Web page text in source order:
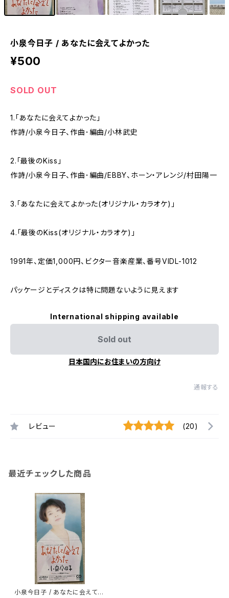
小泉今日子 / あなたに会えてよかった
¥500
SOLD OUT
1.「あなたに会えてよかった」
作詩/小泉今日子、作曲･編曲/小林武史
2.「最後のKiss」
作詩/小泉今日子、作曲･編曲/EBBY、ホーン・アレンジ/村田陽一
3.「あなたに会えてよかった(オリジナル・カラオケ)」
4.「最後のKiss(オリジナル・カラオケ)」
1991年、定価1,000円、ビクター音楽産業、番号VIDL-1012
パッケージとディスクは特に問題ないように見えます
International shipping available
Sold out
日本国内にお住まいの方向け
通報する
レビュー (20)
最近チェックした商品
小泉今日子 / あなたに会えてよ